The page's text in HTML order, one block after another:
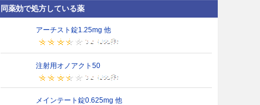
同薬効で処方している薬
アーチスト錠1.25mg 他
注射用オノアクト50
メインテート錠0.625mg 他